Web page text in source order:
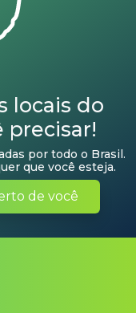
locais do
precisar!
por todo o Brasil.
que você esteja.
de você